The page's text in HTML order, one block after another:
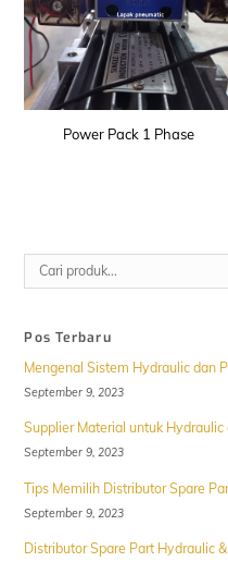
Power Pack 1 Phase
Cari
Pos Terbaru
Mengenal Sistem Hydraulic dan
September 9, 2023
Supplier Material untuk
September 9, 2023
Tips Memilih Distributor Spare
September 9, 2023
Distributor Spare Part Hydraulic